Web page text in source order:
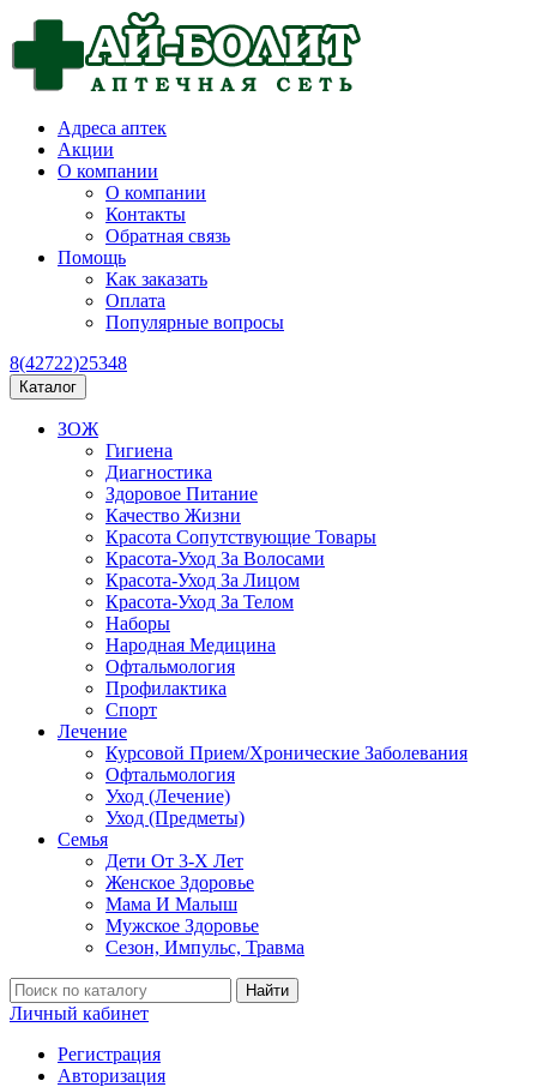
Адреса аптек
Акции
О компании
О компании
Контакты
Обратная связь
Помощь
Как заказать
Оплата
Популярные вопросы
8(42722)25348
Каталог
ЗОЖ
Гигиена
Диагностика
Здоровое Питание
Качество Жизни
Красота Сопутствующие Товары
Красота-Уход За Волосами
Красота-Уход За Лицом
Красота-Уход За Телом
Наборы
Народная Медицина
Офтальмология
Профилактика
Спорт
Лечение
Курсовой Прием/Хронические Заболевания
Офтальмология
Уход (Лечение)
Уход (Предметы)
Семья
Дети От 3-Х Лет
Женское Здоровье
Мама И Малыш
Мужское Здоровье
Сезон, Импульс, Травма
Найти
Личный кабинет
Регистрация
Авторизация